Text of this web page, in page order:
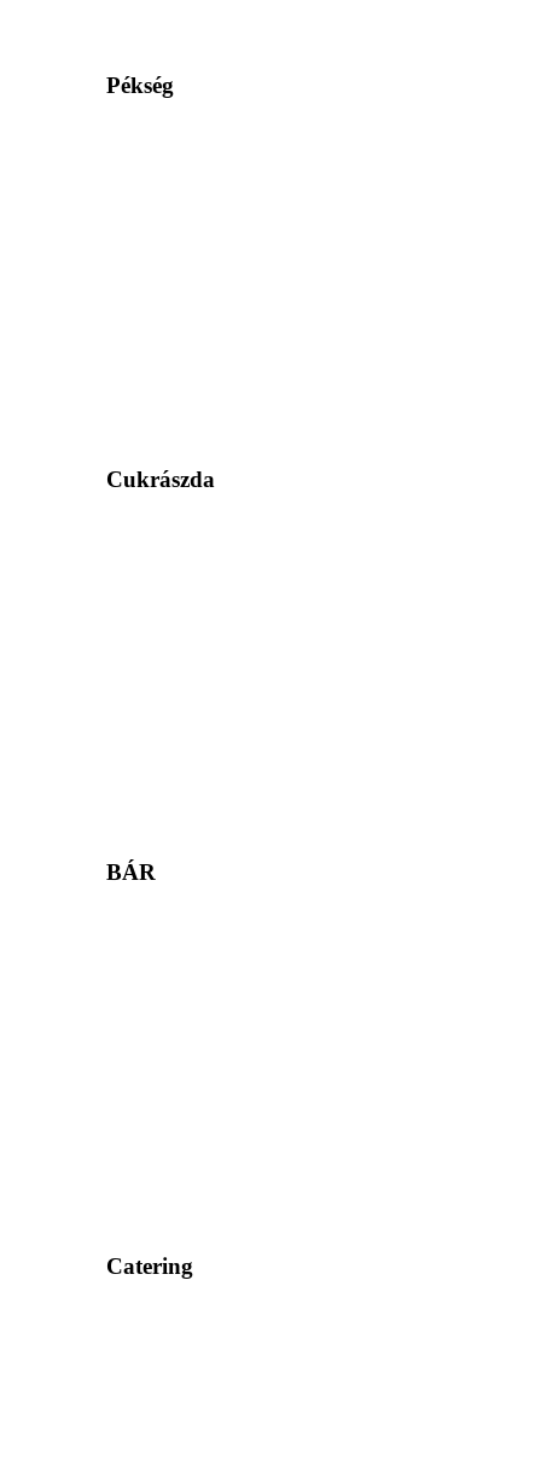
Pékség
Cukrászda
BÁR
Catering